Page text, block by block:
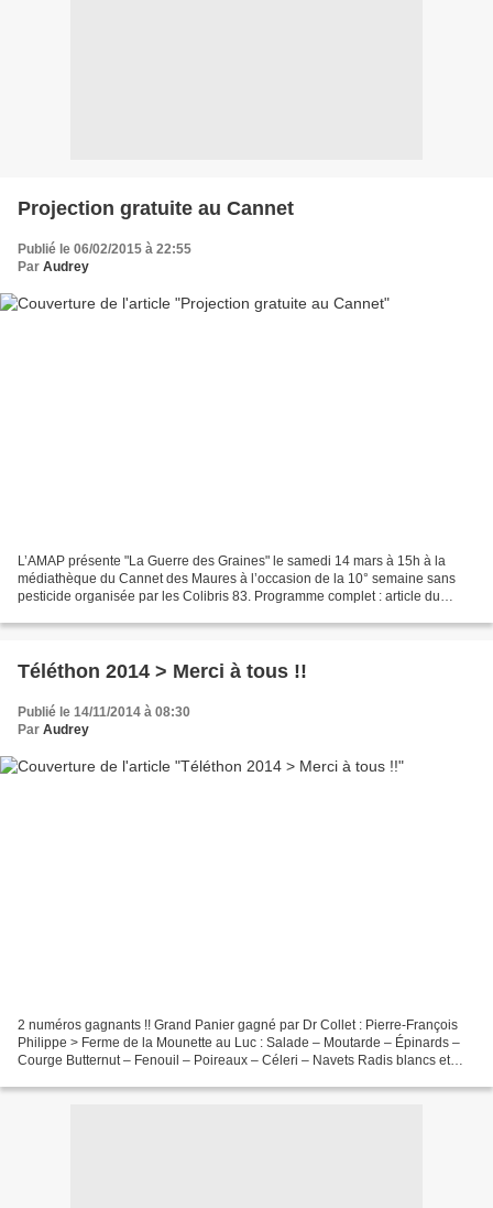
Projection gratuite au Cannet
Publié le 06/02/2015 à 22:55
Par Audrey
L’AMAP présente "La Guerre des Graines" le samedi 14 mars à 15h à la
médiathèque du Cannet des Maures à l’occasion de la 10° semaine sans
pesticide organisée par les Colibris 83. Programme complet : article du
Téléthon 2014 > Merci à tous !!
Publié le 14/11/2014 à 08:30
Par Audrey
2 numéros gagnants !! Grand Panier gagné par Dr Collet : Pierre-François
Philippe > Ferme de la Mounette au Luc : Salade – Moutarde – Épinards –
Courge Butternut – Fenouil – Poireaux – Céleri – Navets Radis blancs et